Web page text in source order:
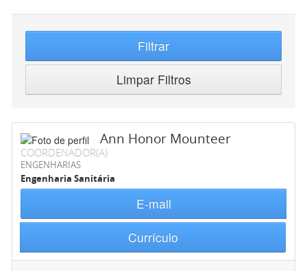
Filtrar
Limpar Filtros
Ann Honor Mounteer
COORDENADOR(A)
ENGENHARIAS
Engenharia Sanitária
E-mail
Currículo